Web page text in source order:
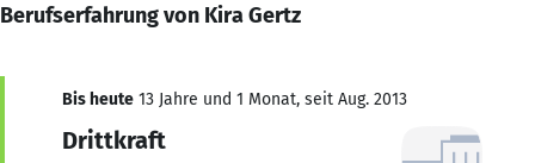
Berufserfahrung von Kira Gertz
Bis heute 13 Jahre und 1 Monat, seit Aug. 2013
Drittkraft